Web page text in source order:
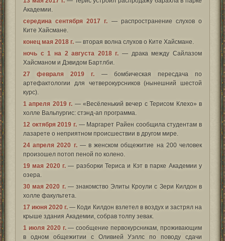
Академии.
середина сентября 2017 г. — распространение слухов о
Ките Хайсмане.
конец мая 2018 г. — вторая волна слухов о Ките Хайсмане.
ночь с 1 на 2 августа 2018 г. — драка между Сайлазом
Хайсманом и Дэвидом Бартлби.
27 февраля 2019 г. — бомбическая пересдача по
артефактологии для четверокурсников (нынешний шестой
курс).
1 апреля 2019 г. — «Весёленький вечер с Терисом Клехо» в
холле Вальпургис: стэнд-ап программа.
12 октября 2019 г. — Маргарет Райен сообщила студентам в
лазарете о неприятном происшествии в другом мире.
24 апреля 2020 г.— в женском общежитие на 200 человек
произошел потоп пеной по колено.
19 мая 2020 г. — разборки Териса и Кэт в парке Академии у
озера.
30 мая 2020 г.— знакомство Элиты Кроули с Зери Килдон в
холле факультета.
17 июня 2020 г. — Коди Килдон взлетел в воздух и застрял на
крыше здания Академии, собрав толпу зевак.
1 июля 2020 г.— сообщение первокурсникам, проживающим
в одном общежитии с Оливией Уэллс по поводу сдачи